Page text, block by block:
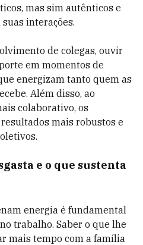
mas sim autênticos e
interações.
de colegas, ouvir
em momentos de
energizam tanto quem as
Além disso, ao
colaborativo, os
mais robustos e
e o que sustenta
energia é fundamental
trabalho. Saber o que lhe
mais tempo com a família